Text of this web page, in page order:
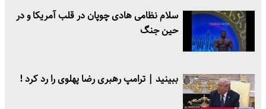
سلام نظامی هادی چوپان در قلب آمریکا و در
حین جنگ
ببینید | ترامپ رهبری رضا پهلوی را رد کرد !